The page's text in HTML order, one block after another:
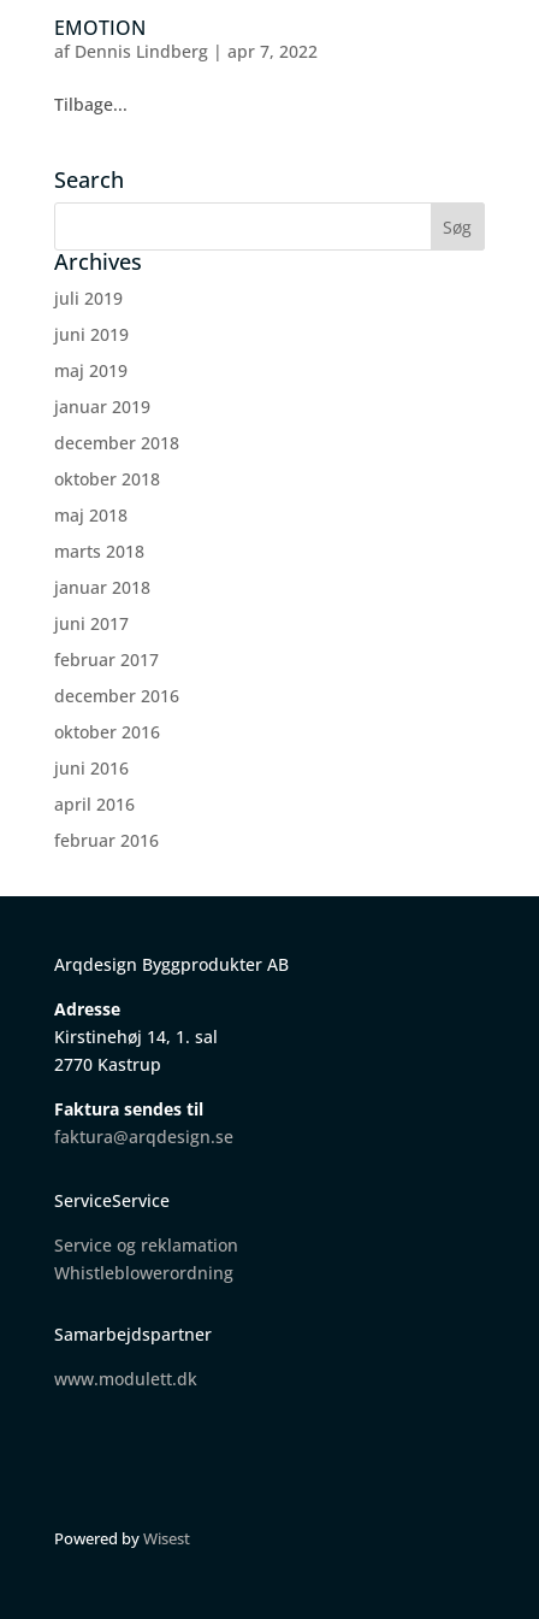
EMOTION
af Dennis Lindberg| apr 7, 2022
Tilbage...
Search
Archives
juli 2019
juni 2019
maj 2019
januar 2019
december 2018
oktober 2018
maj 2018
marts 2018
januar 2018
juni 2017
februar 2017
december 2016
oktober 2016
juni 2016
april 2016
februar 2016
Arqdesign Byggprodukter AB
Adresse
Kirstinehøj 14, 1. sal
2770 Kastrup
Faktura sendes til
faktura@arqdesign.se
ServiceService
Service og reklamation
Whistleblowerordning
Samarbejdspartner
www.modulett.dk
Powered byWisest